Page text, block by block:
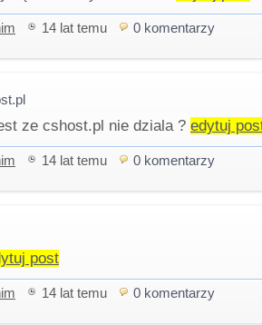
14 lat temu 0 komentarzy
ze cshost.pl nie dziala ? edytuj
14 lat temu 0 komentarzy
post
14 lat temu 0 komentarzy